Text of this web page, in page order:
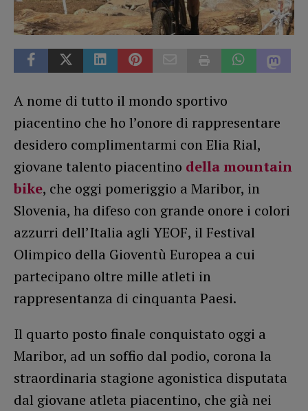
A nome di tutto il mondo sportivo
piacentino che ho l’onore di rappresentare
desidero complimentarmi con Elia Rial,
giovane talento piacentino della mountain
bike, che oggi pomeriggio a Maribor, in
Slovenia, ha difeso con grande onore i colori
azzurri dell’Italia agli YEOF, il Festival
Olimpico della Gioventù Europea a cui
partecipano oltre mille atleti in
rappresentanza di cinquanta Paesi.
Il quarto posto finale conquistato oggi a
Maribor, ad un soffio dal podio, corona la
straordinaria stagione agonistica disputata
dal giovane atleta piacentino, che già nei